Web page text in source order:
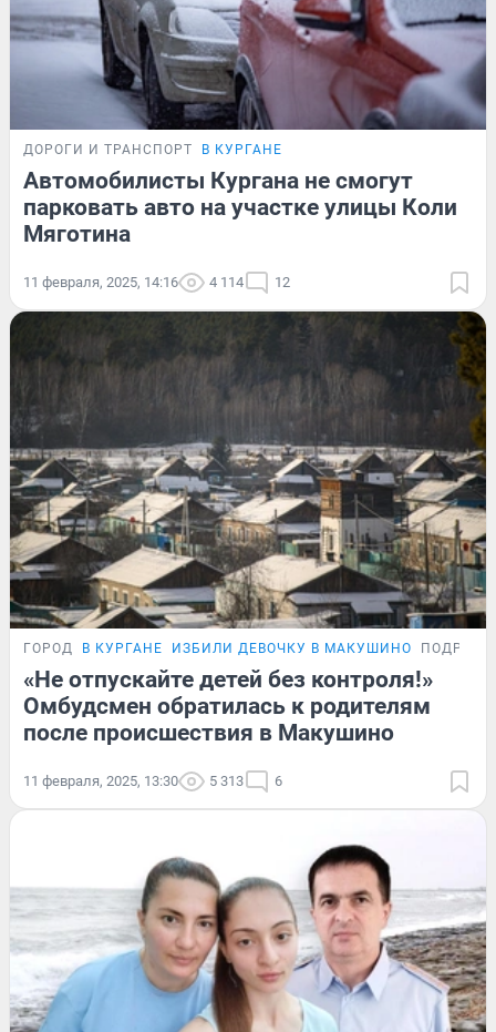
ДОРОГИ И ТРАНСПОРТ В КУРГАНЕ
Автомобилисты Кургана не смогут
парковать авто на участке улицы Коли
Мяготина
11 февраля, 2025, 14:16 4 114 12
ГОРОД В КУРГАНЕ ИЗБИЛИ ДЕВОЧКУ В МАКУШИНО
«Не отпускайте детей без контроля!»
Омбудсмен обратилась к родителям
после происшествия в Макушино
11 февраля, 2025, 13:30 5 313 6